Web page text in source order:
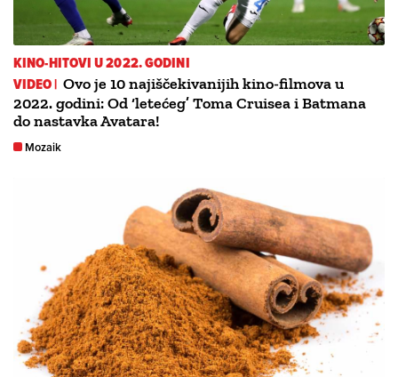
KINO-HITOVI U 2022. GODINI
VIDEO | Ovo je 10 najiščekivanijih kino-filmova u
2022. godini: Od ‘letećeg’ Toma Cruisea i Batmana
do nastavka Avatara!
Mozaik